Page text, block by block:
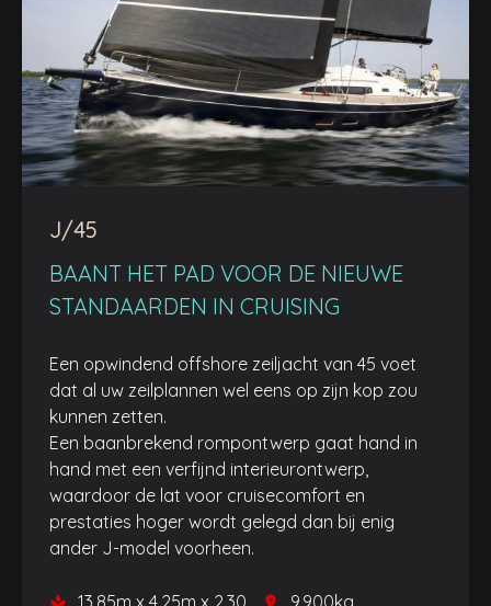
J/45
BAANT HET PAD VOOR DE NIEUWE
STANDAARDEN IN CRUISING
Een opwindend offshore zeiljacht van 45 voet
dat al uw zeilplannen wel eens op zijn kop zou
kunnen zetten.
Een baanbrekend rompontwerp gaat hand in
hand met een verfijnd interieurontwerp,
waardoor de lat voor cruisecomfort en
prestaties hoger wordt gelegd dan bij enig
ander J-model voorheen.
space place